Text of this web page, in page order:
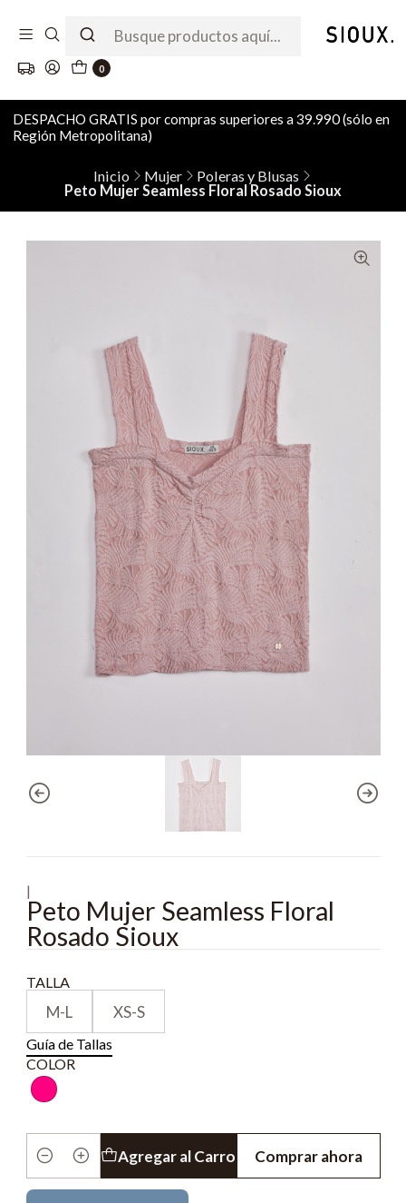
0
DESPACHO GRATIS por compras superiores a 39.990 (sólo en
Región Metropolitana)
Inicio Mujer
Poleras y Blusas
Peto Mujer Seamless Floral Rosado Sioux
|
Peto Mujer Seamless Floral
Rosado Sioux
TALLA
M-L XS-S
Guía de Tallas
COLOR
Cantidad
Agregar al Carro Comprar ahora